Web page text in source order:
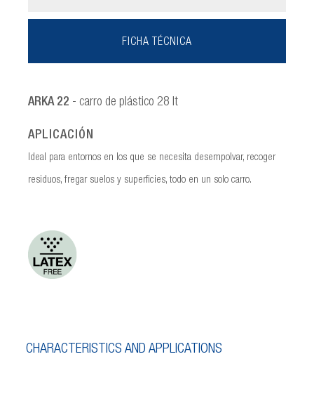
FICHA TÉCNICA
ARKA 22 - carro de plástico 28 lt
APLICACIÓN
Ideal para entornos en los que se necesita desempolvar, recoger
residuos, fregar suelos y superficies, todo en un solo carro.
CHARACTERISTICS AND APPLICATIONS